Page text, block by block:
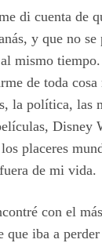
di cuenta de
y que no
mismo
de toda
la política, las
Disney
placeres
de mi vida.
con el
que iba a